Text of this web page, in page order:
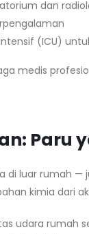
dan
(ICU)
medis
Paru
di luar rumah
kimia dari
udara rumah